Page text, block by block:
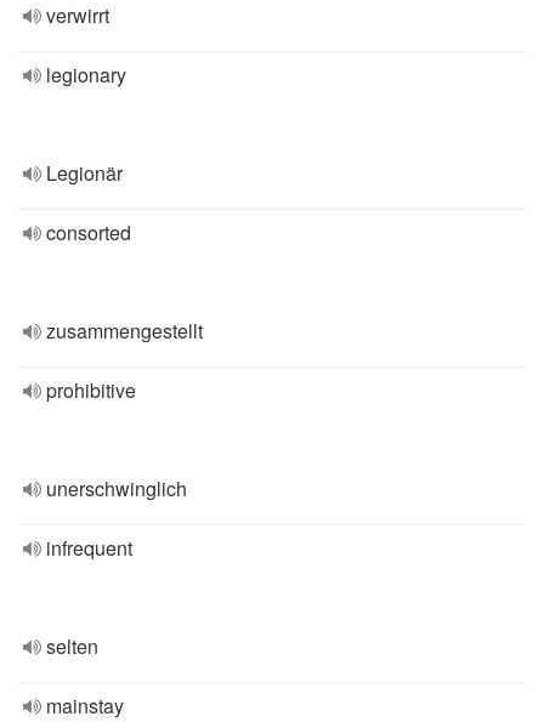
verwirrt
legionary
Legionär
consorted
zusammengestellt
prohibitive
unerschwinglich
infrequent
selten
mainstay